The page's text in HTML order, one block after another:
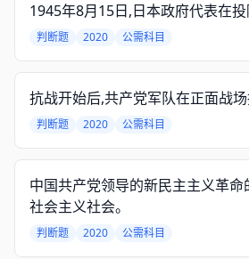
1945年8月15日,日本政府代表在投
判断题 2020 公需科目
抗战开始后,共产党军队在正面战场
判断题 2020 公需科目
中国共产党领导的新民主主义革
社会主义社会。
判断题 2020 公需科目